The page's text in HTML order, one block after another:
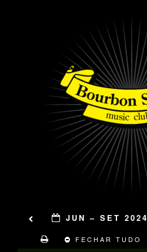
JUN – SET 2024
FECHAR TUDO